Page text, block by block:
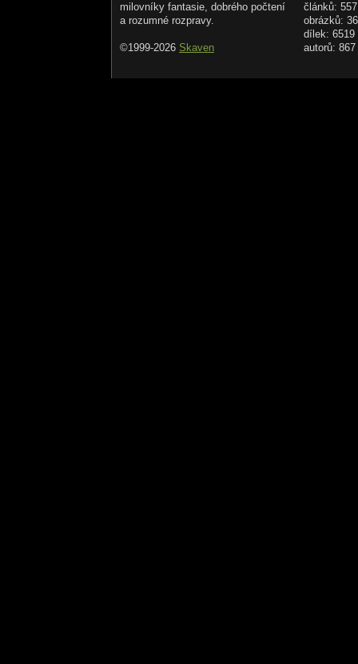
milovníky fantasie, dobrého počtení
a rozumné rozpravy.
©1999-2026 Skaven
článků: 557
obrázků:
dílek: 6519
autorů: 867